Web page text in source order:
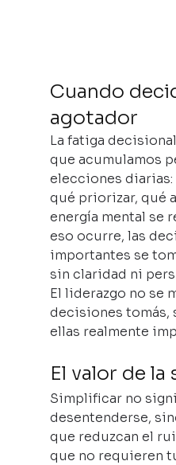
Cuando
agotador
La fatiga
que acumulamos
elecciones
qué priorizar, qué
energía mental se
eso ocurre, las
importantes se
sin claridad ni
El liderazgo no se
decisiones tomás,
ellas realmente
El valor de
Simplificar no
desentenderse,
que reduzcan el
que no requieren